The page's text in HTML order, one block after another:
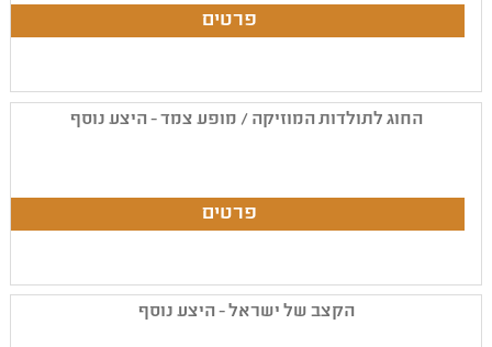
החוג לתולדות המוזיקה / מופע צמד - היצע נוסף
הקצב של ישראל - היצע נוסף